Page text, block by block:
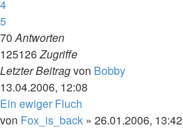
4
5
70Antworten
125126Zugriffe
Letzter Beitragvon Bobby
13.04.2006, 12:08
Ein ewiger Fluch
von Fox_is_back » 26.01.2006, 13:42